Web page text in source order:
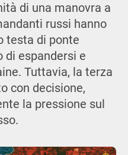
di una manovra a
russi hanno
testa di ponte
di espandersi e
Tuttavia, la terza
con decisione,
la pressione sul